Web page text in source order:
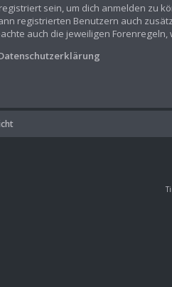
sein, um dich anmelden zu
registrierten Benutzern auch
auch die jeweiligen